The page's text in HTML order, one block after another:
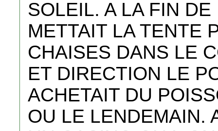
SOLEIL. A LA FIN
METTAIT LA TENTE
CHAISES DANS LE
ET DIRECTION LE
ACHETAIT DU
OU LE LENDEMAIN.